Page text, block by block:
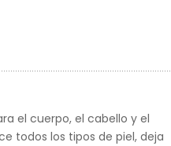
el cuerpo, el cabello y el
todos los tipos de piel, deja